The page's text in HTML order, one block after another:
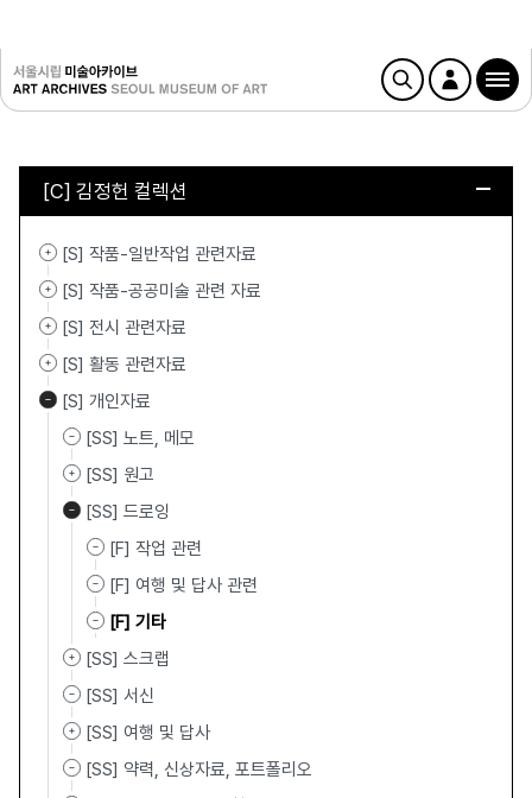
[C] 김정헌 컬렉션
[S] 작품-일반작업 관련자료
[S] 작품-공공미술 관련 자료
[S] 전시 관련자료
[S] 활동 관련자료
[S] 개인자료
[SS] 노트, 메모
[SS] 원고
[SS] 드로잉
[F] 작업 관련
[F] 여행 및 답사 관련
[F] 기타
[SS] 스크랩
[SS] 서신
[SS] 여행 및 답사
[SS] 약력, 신상자료, 포트폴리오